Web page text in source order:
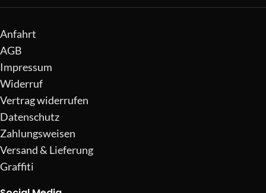
Anfahrt
AGB
Impressum
Widerruf
Vertrag widerrufen
Datenschutz
Zahlungsweisen
Versand & Lieferung
Graffiti